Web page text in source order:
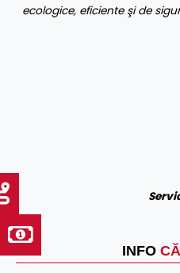
INFO
ecologice, eficiente şi de